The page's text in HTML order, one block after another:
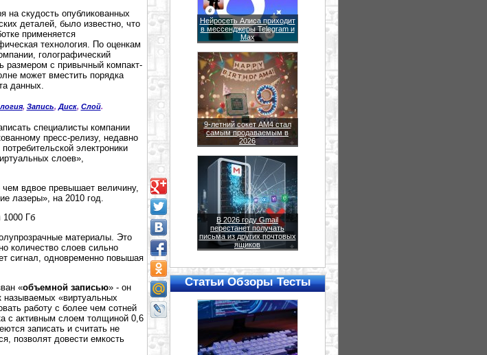
на скудость опубликованных
деталей, было известно, что
применяется
технология. По оценкам
голографический
размером с привычный компакт-
может вместить порядка
данных.
, Запись, Диск, Слой.
специалисты компании
пресс-релизу, недавно
электроники
слоев»,
вдвое превышает величину,
лазеры», на 2010 год.
материалы. Это
количество слоев сильно
сигнал, одновременно повышая
«объемной записью» - он
называемых «виртуальных
работу с более чем сотней
с активным слоем толщиной 0,6
записать и считать не
позволят довести емкость
Нейросеть Алиса приходит
в мессенджеры Telegram и
Max
9-летний сокет AM4 стал
самым продаваемым в
2026
В 2026 году Gmail
перестанет получать
письма из других почтовых
ящиков
Статьи Обзоры Тесты